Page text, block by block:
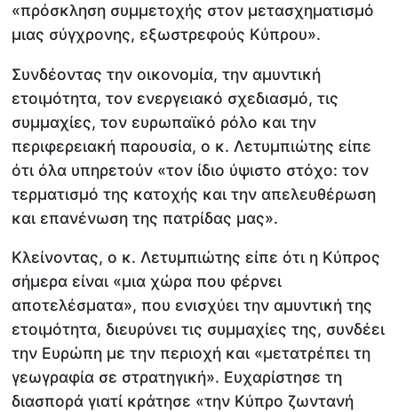
«πρόσκληση συμμετοχής στον μετασχηματισμό
μιας σύγχρονης, εξωστρεφούς Κύπρου».
Συνδέοντας την οικονομία, την αμυντική
ετοιμότητα, τον ενεργειακό σχεδιασμό, τις
συμμαχίες, τον ευρωπαϊκό ρόλο και την
περιφερειακή παρουσία, ο κ. Λετυμπιώτης είπε
ότι όλα υπηρετούν «τον ίδιο ύψιστο στόχο: τον
τερματισμό της κατοχής και την απελευθέρωση
και επανένωση της πατρίδας μας».
Κλείνοντας, ο κ. Λετυμπιώτης είπε ότι η Κύπρος
σήμερα είναι «μια χώρα που φέρνει
αποτελέσματα», που ενισχύει την αμυντική της
ετοιμότητα, διευρύνει τις συμμαχίες της, συνδέει
την Ευρώπη με την περιοχή και «μετατρέπει τη
γεωγραφία σε στρατηγική». Ευχαρίστησε τη
διασπορά γιατί κράτησε «την Κύπρο ζωντανή